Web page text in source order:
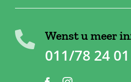
Wenst u meer
011/78 24 01